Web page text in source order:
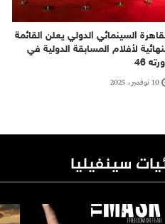
السينمائي الدولي يعلن القائمة
لأفلام المسابقة الدولية في
46
10 نوفمبر، 2025
سينفيليا